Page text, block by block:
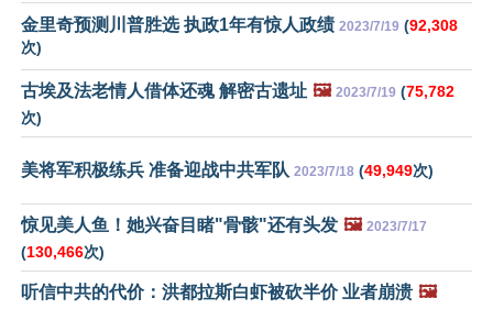
金里奇预测川普胜选 执政1年有惊人政绩 2023/7/19 (92,308
次)
古埃及法老情人借体还魂 解密古遗址 🖼️ 2023/7/19 (75,782
次)
美将军积极练兵 准备迎战中共军队 2023/7/18 (49,949次)
惊见美人鱼！她兴奋目睹"骨骸"还有头发 🖼️ 2023/7/17
(130,466次)
听信中共的代价：洪都拉斯白虾被砍半价 业者崩溃 🖼️